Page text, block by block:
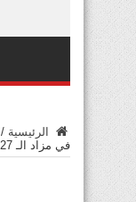
الرئيسية /
في مزاد الـ 127 مليون دينار